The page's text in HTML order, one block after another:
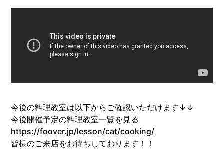
今後の料理教室は以下からご確認いただけます↓↓
今後開催予定の料理教室一覧を見る
https://foover.jp/lesson/cat/cooking/
皆様のご来店をお待ちしております！！